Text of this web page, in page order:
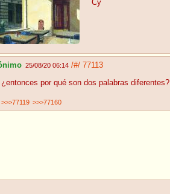
Cy
25/08/20 06:14 /#/ 77113
¿entonces por qué son dos palabras diferentes?
>>>77119 >>>77160